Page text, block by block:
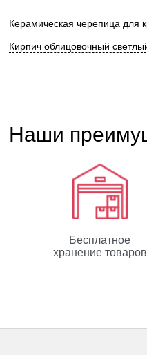
Керамическая черепица для
Кирпич облицовочный
Наши
Бесплатное
хранение товаров